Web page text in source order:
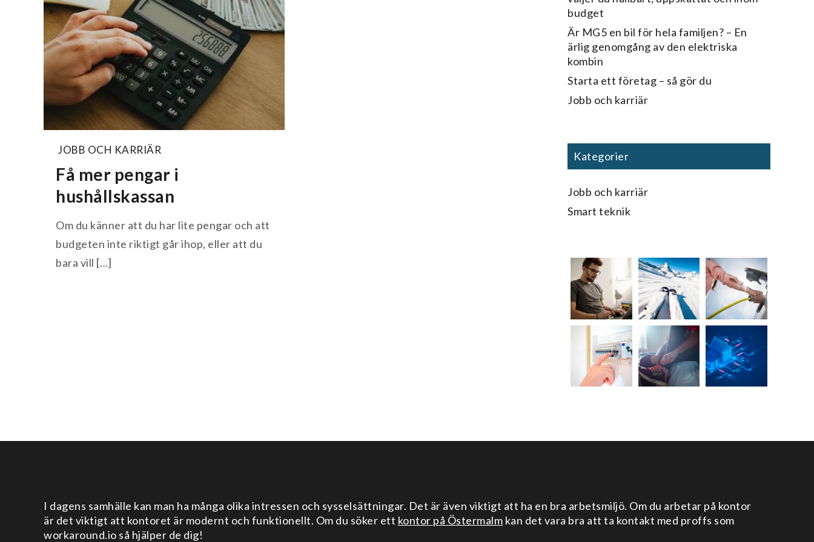
JOBB OCH KARRIÄR
Få mer pengar i
hushållskassan
Om du känner att du har lite pengar och att
budgeten inte riktigt går ihop, eller att du
bara vill […]
budget
Är MG5 en bil för hela familjen? – En
ärlig genomgång av den elektriska
kombin
Starta ett företag – så gör du
Jobb och karriär
Kategorier
Jobb och karriär
Smart teknik
I dagens samhälle kan man ha många olika intressen och sysselsättningar. Det är även viktigt att ha en bra arbetsmiljö. Om du arbetar på kontor
är det viktigt att kontoret är modernt och funktionellt. Om du söker ett kontor på Östermalm kan det vara bra att ta kontakt med proffs som
workaround.io så hjälper de dig!